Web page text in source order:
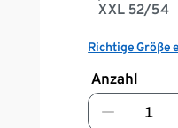
XXL 52/54
Richtige Größe
Anzahl